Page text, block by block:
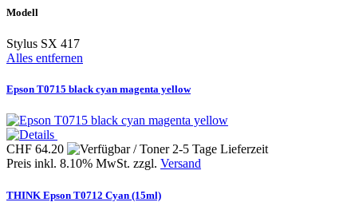
Modell
Stylus SX 417
Alles entfernen
Epson T0715 black cyan magenta yellow
CHF 64.20
Preis inkl. 8.10% MwSt. zzgl. Versand
THINK Epson T0712 Cyan (15ml)